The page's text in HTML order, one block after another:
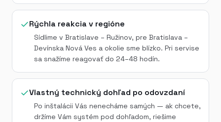
Rýchla reakcia v regióne
Sídlime v Bratislave – Ružinov, pre Bratislava –
Devínska Nová Ves a okolie sme blízko. Pri servise
sa snažíme reagovať do 24–48 hodín.
Vlastný technický dohľad po odovzdaní
Po inštalácii Vás nenecháme samých — ak chcete,
držíme Vám systém pod dohľadom, riešime